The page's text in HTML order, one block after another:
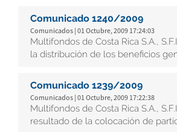
Comunicado 1240/2009
Comunicados | 01 Octubre, 2009 17:24:03
Multifondos de Costa Rica S.A.,
la distribución de los beneficios
Comunicado 1239/2009
Comunicados | 01 Octubre, 2009 17:22:38
Multifondos de Costa Rica S.A.,
resultado de la colocación de